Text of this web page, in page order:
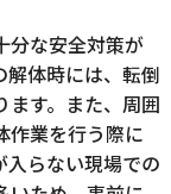
分な安全対策が
解体時には、転倒
ます。また、周囲
作業を行う際に
入らない現場での